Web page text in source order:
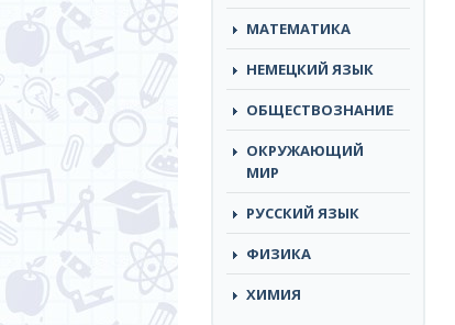
МАТЕМАТИКА
НЕМЕЦКИЙ ЯЗЫК
ОБЩЕСТВОЗНАНИЕ
ОКРУЖАЮЩИЙ
МИР
РУССКИЙ ЯЗЫК
ФИЗИКА
ХИМИЯ